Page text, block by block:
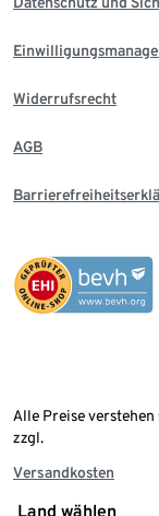
Widerrufsrecht
AGB
Alle Preise
zzgl.
Versandkosten
Land wählen